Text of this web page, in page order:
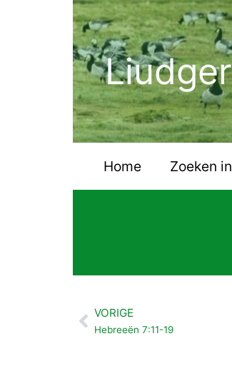
Home Zoeken
Vorige
VORIGE
Hebreeën 7:11-19